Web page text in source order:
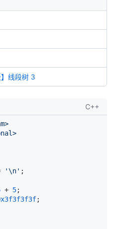
线段树 3
C++
'\n' ;
+ 5;
;